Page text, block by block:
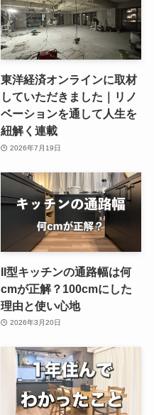
東洋経済オンラインに取材
していただきました｜リノ
ベーションを通して人生を
紐解く連載
2026年7月19日
II型キッチンの通路幅は何
cmが正解？100cmにした
理由と使い心地
2026年3月20日